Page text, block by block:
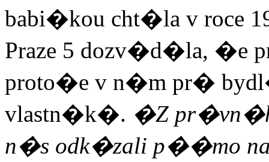
babi�kou cht�la v roce
Praze 5 dozv�d�la, �e
proto�e v n�m pr�
vlastn�k�. �Z
n�s odk�zali p��mo